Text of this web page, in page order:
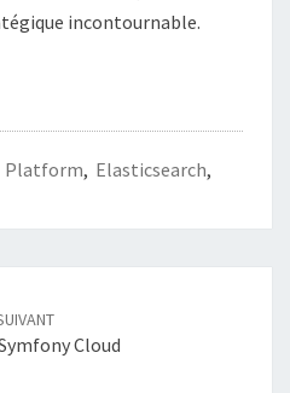
incontournable.
Platform, Elasticsearch,
Cloud